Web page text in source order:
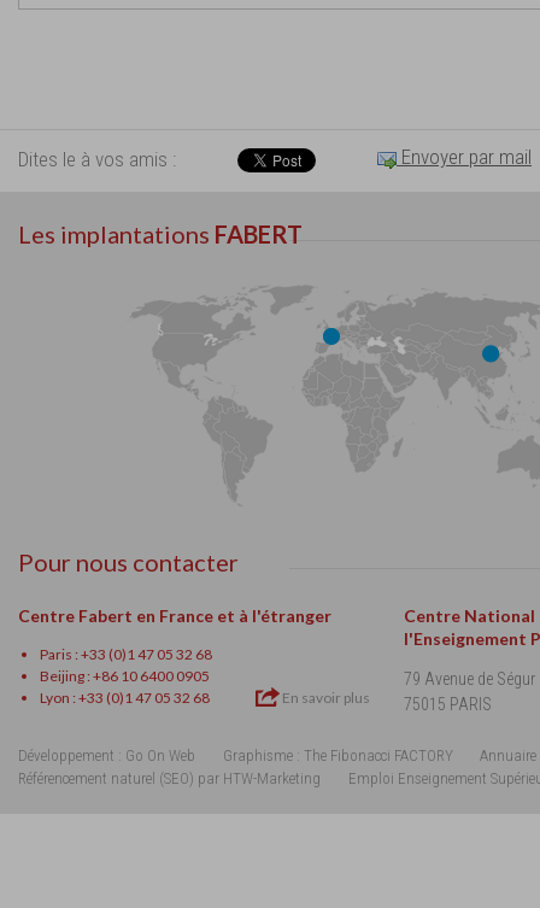
Dites le à vos amis : Envoyer par mail
Les implantations FABERT
Pour nous contacter
Centre Fabert en France et à l'étranger
Paris : +33 (0)1 47 05 32 68
Beijing : +86 10 6400 0905
Lyon : +33 (0)1 47 05 32 68
En savoir plus
Centre National
l'Enseignement
79 Avenue de Ségur
75015 PARIS
Développement : Go On Web Graphisme : The Fibonacci FACTORY
Annuaire
Référencement naturel (SEO) par HTW-Marketing
Emploi Enseignement